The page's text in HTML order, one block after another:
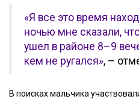
«Я все это время
ночью мне сказали,
ушел в районе 8–9
кем не ругался», –
В поисках мальчика